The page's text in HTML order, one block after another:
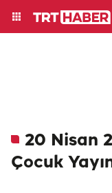
20 Nisan
Çocuk